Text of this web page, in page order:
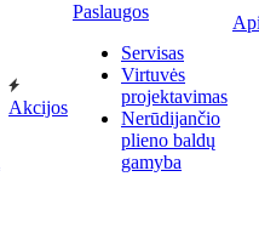
Akcijos
Paslaugos
Servisas
Virtuvės
projektavimas
Nerūdijančio
plieno baldų
gamyba